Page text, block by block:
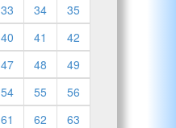
33 34
35
40 41
42
47 48
49
54 55
56
61 62
63